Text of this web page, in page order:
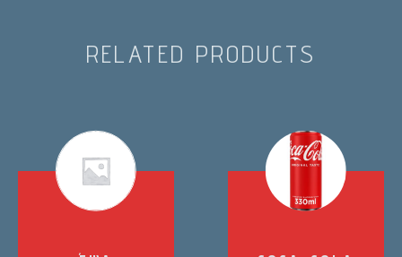
RELATED PRODUCTS